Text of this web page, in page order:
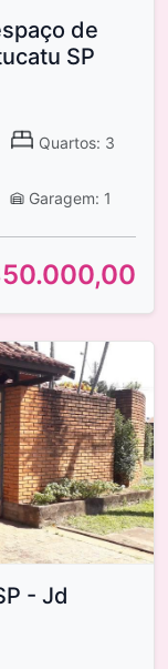
de
SP
Quartos: 3
Garagem: 1
- Jd